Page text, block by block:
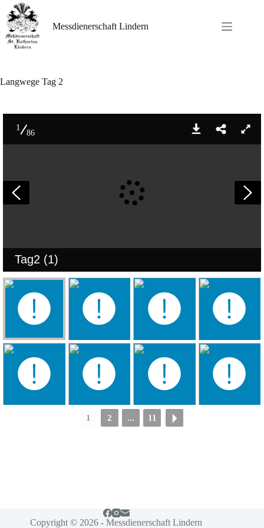
Zum
Inhalt
springen
Messdienerschaft Lindern
Langwege Tag 2
1
86
Tag2 (1)
1 2 ... 11
Copyright © 2026 - Messdienerschaft Lindern